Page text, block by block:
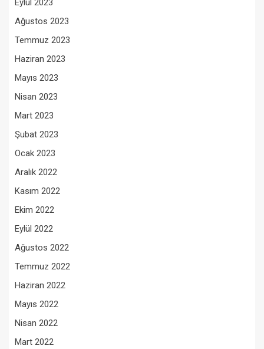
Eylül 2023
Ağustos 2023
Temmuz 2023
Haziran 2023
Mayıs 2023
Nisan 2023
Mart 2023
Şubat 2023
Ocak 2023
Aralık 2022
Kasım 2022
Ekim 2022
Eylül 2022
Ağustos 2022
Temmuz 2022
Haziran 2022
Mayıs 2022
Nisan 2022
Mart 2022